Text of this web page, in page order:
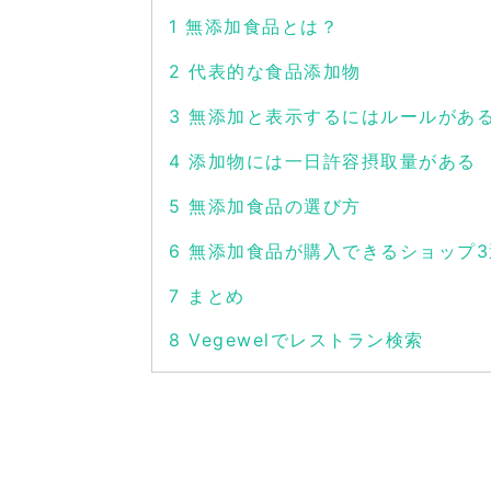
1 無添加食品とは？
2 代表的な食品添加物
3 無添加と表示するにはルールがあ
4 添加物には一日許容摂取量がある
5 無添加食品の選び方
6 無添加食品が購入できるショップ
7 まとめ
8 Vegewelでレストラン検索